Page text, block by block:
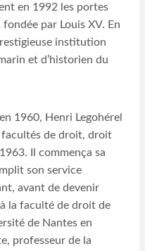
en 1992 les portes
par Louis XV. En
institution
et d’historien du
1960, Henri Legohérel
facultés de droit, droit
Il commença sa
son service
avant de devenir
la faculté de droit de
de Nantes en
professeur de la